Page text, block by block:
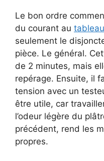
Le bon ordre
du courant au
seulement le
pièce. Le général.
de 2 minutes, mais
repérage. Ensuite, il
tension avec un
être utile, car
l’odeur légère du
précédent, rend les
propres.